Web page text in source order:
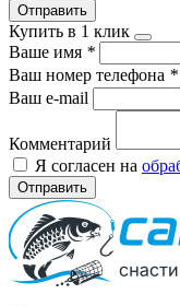
Отправить
Купить в 1 клик
Ваше имя *
Ваш номер телефона *
Ваш e-mail
Комментарий
Я согласен на
Отправить